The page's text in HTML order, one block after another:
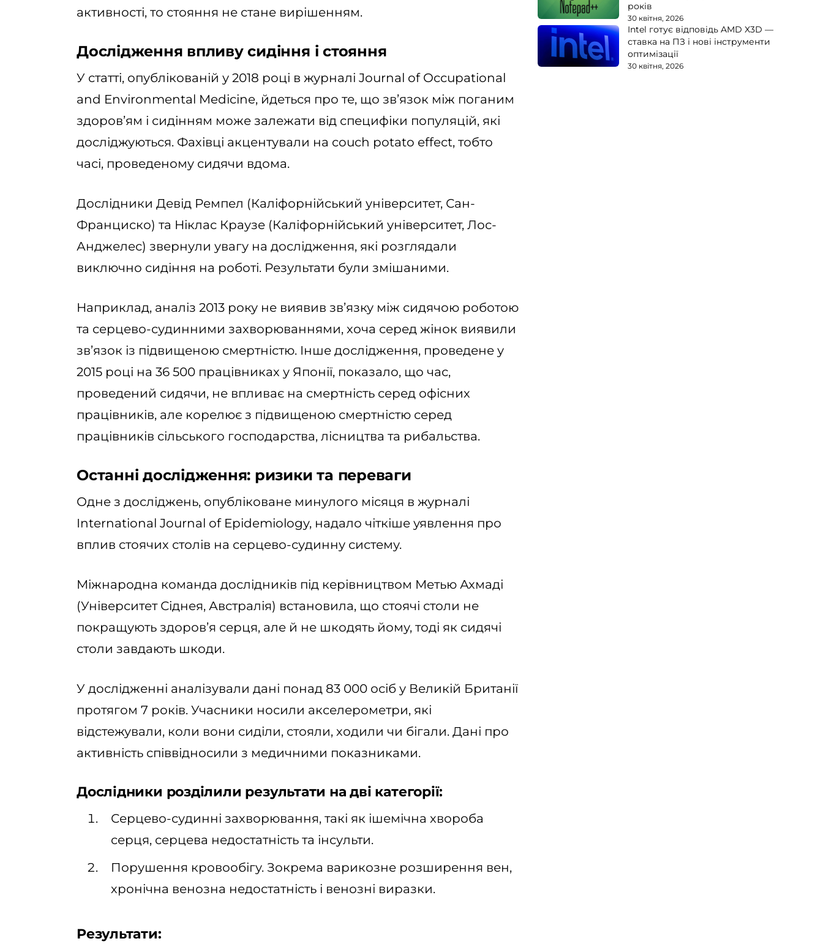
активності, то стояння не стане вирішенням.
Дослідження впливу сидіння і стояння
У статті, опублікованій у 2018 році в журналі Journal of Occupational
and Environmental Medicine, йдеться про те, що зв’язок між поганим
здоров’ям і сидінням може залежати від специфіки популяцій, які
досліджуються. Фахівці акцентували на couch potato effect, тобто
часі, проведеному сидячи вдома.
Дослідники Девід Ремпел (Каліфорнійський університет, Сан-
Франциско) та Ніклас Краузе (Каліфорнійський університет, Лос-
Анджелес) звернули увагу на дослідження, які розглядали
виключно сидіння на роботі. Результати були змішаними.
Наприклад, аналіз 2013 року не виявив зв’язку між сидячою роботою
та серцево-судинними захворюваннями, хоча серед жінок виявили
зв’язок із підвищеною смертністю. Інше дослідження, проведене у
2015 році на 36 500 працівниках у Японії, показало, що час,
проведений сидячи, не впливає на смертність серед офісних
працівників, але корелює з підвищеною смертністю серед
працівників сільського господарства, лісництва та рибальства.
Останні дослідження: ризики та переваги
Одне з досліджень, опубліковане минулого місяця в журналі
International Journal of Epidemiology, надало чіткіше уявлення про
вплив стоячих столів на серцево-судинну систему.
Міжнародна команда дослідників під керівництвом Метью Ахмаді
(Університет Сіднея, Австралія) встановила, що стоячі столи не
покращують здоров’я серця, але й не шкодять йому, тоді як сидячі
столи завдають шкоди.
У дослідженні аналізували дані понад 83 000 осіб у Великій Британії
протягом 7 років. Учасники носили акселерометри, які
відстежували, коли вони сиділи, стояли, ходили чи бігали. Дані про
активність співвідносили з медичними показниками.
Дослідники розділили результати на дві категорії:
Серцево-судинні захворювання, такі як ішемічна хвороба
серця, серцева недостатність та інсульти.
Порушення кровообігу. Зокрема варикозне розширення вен,
хронічна венозна недостатність і венозні виразки.
Результати:
років
30 квітня, 2026
Intel готує відповідь AMD X3D —
ставка на ПЗ і нові інструменти
оптимізації
30 квітня, 2026